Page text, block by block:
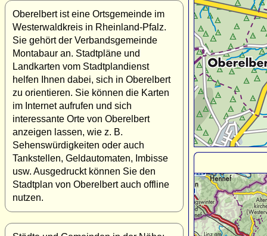
Oberelbert ist eine Ortsgemeinde im
Westerwaldkreis in Rheinland-Pfalz.
Sie gehört der Verbandsgemeinde
Montabaur an. Stadtpläne und
Landkarten vom Stadtplandienst
helfen Ihnen dabei, sich in Oberelbert
zu orientieren. Sie können die Karten
im Internet aufrufen und sich
interessante Orte von Oberelbert
anzeigen lassen, wie z. B.
Sehenswürdigkeiten oder auch
Tankstellen, Geldautomaten, Imbisse
usw. Ausgedruckt können Sie den
Stadtplan von Oberelbert auch offline
nutzen.